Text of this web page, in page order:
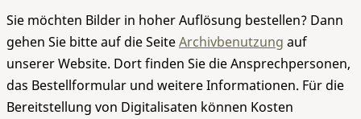
Sie möchten Bilder in hoher Auflösung bestellen? Dann
gehen Sie bitte auf die SeiteArchivbenutzung auf
unserer Website. Dort finden Sie die Ansprechpersonen,
das Bestellformular und weitere Informationen. Für die
Bereitstellung von Digitalisaten können Kosten